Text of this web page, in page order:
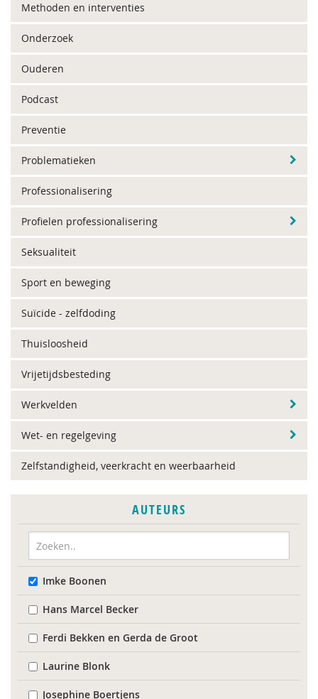
Methoden en interventies
Onderzoek
Ouderen
Podcast
Preventie
Problematieken
Professionalisering
Profielen professionalisering
Seksualiteit
Sport en beweging
Suïcide - zelfdoding
Thuisloosheid
Vrijetijdsbesteding
Werkvelden
Wet- en regelgeving
Zelfstandigheid, veerkracht en weerbaarheid
AUTEURS
Imke Boonen
Hans Marcel Becker
Ferdi Bekken en Gerda de Groot
Laurine Blonk
Josephine Boertjens